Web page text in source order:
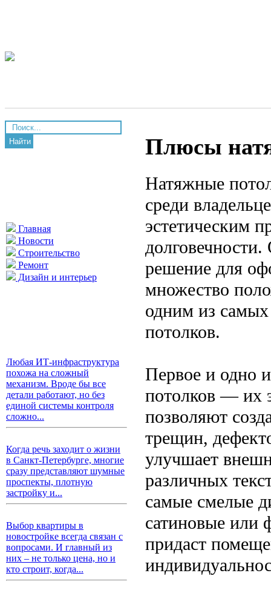
Найти
Главная
Новости
Строительство
Ремонт
Дизайн и интерьер
Любая ИТ-инфраструктура
похожа на сложный
механизм. Вроде бы все
детали работают, но без
единой системы контроля
сложно...
Когда речь заходит о жизни
в Санкт-Петербурге, многие
сразу представляют шумные
проспекты, плотную
застройку и...
Выбор квартиры в
новостройке всегда связан с
вопросами. И главный из
них – не только цена, но и
кто строит, когда...
Плюсы
Натяжные
среди
эстетическим
решение для
множество
одним из самых
потолков.
Первое и одно
потолков — их
позволяют
трещин,
улучшает
различных
самые смелые
сатиновые или
придаст